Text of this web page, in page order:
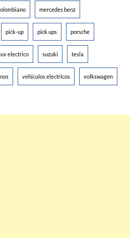
mercedes benz
pick-up pick ups porsche
electrico suzuki tesla
vehiculos electricos volkswagen